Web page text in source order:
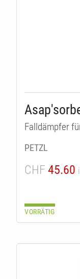
Falldämpfer
PETZL
CHF 45.60
VORRÄTIG